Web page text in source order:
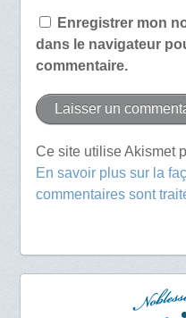
Enregistrer mon
dans le navigateur
commentaire.
Ce site utilise Akismet
En savoir plus sur la
commentaires sont